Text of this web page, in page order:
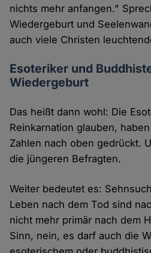
nichts mehr anfangen."
Wiedergeburt und
auch viele Christen
Esoteriker und
Wiedergeburt
Das heißt dann wohl: Die
Reinkarnation glauben,
Zahlen nach oben gedrückt.
die jüngeren Befragten.
Weiter bedeutet es:
Leben nach dem Tod sind
nicht mehr primär nach dem
Sinn, nein, es darf auch die